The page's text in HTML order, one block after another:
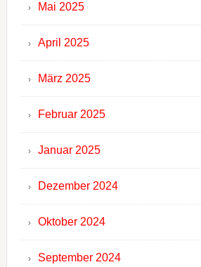
Mai 2025
April 2025
März 2025
Februar 2025
Januar 2025
Dezember 2024
Oktober 2024
September 2024